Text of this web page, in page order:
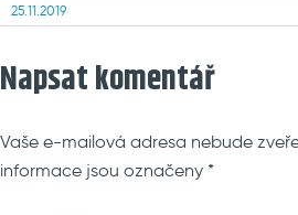
Posted
25.11.2019
Napsat komentář
Vaše e-mailová adresa nebude
informace jsou označeny *